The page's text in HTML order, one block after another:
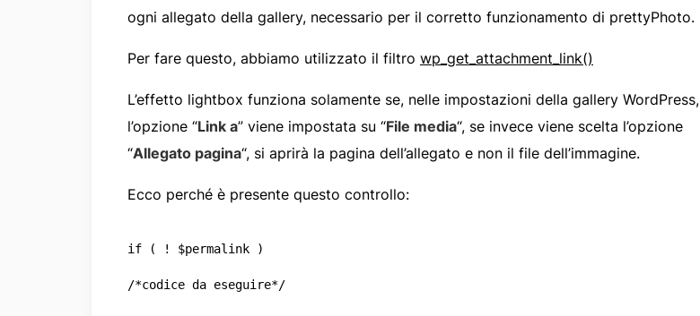
ogni allegato della gallery, necessario per il corretto funzionamento di prettyPhoto.
Per fare questo, abbiamo utilizzato il filtro wp_get_attachment_link()
L’effetto lightbox funziona solamente se, nelle impostazioni della gallery WordPress,
l’opzione “Link a” viene impostata su “File media“, se invece viene scelta l’opzione
“Allegato pagina“, si aprirà la pagina dell’allegato e non il file dell’immagine.
Ecco perché è presente questo controllo:
if ( ! $permalink )
/*codice da eseguire*/